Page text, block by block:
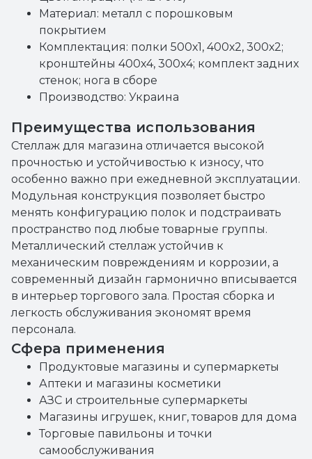
Материал: металл с порошковым
покрытием
Комплектация: полки 500х1, 400х2, 300х2;
кронштейны 400х4, 300х4; комплект задних
стенок; нога в сборе
Производство: Украина
Преимущества использования
Стеллаж для магазина отличается высокой
прочностью и устойчивостью к износу, что
особенно важно при ежедневной эксплуатации.
Модульная конструкция позволяет быстро
менять конфигурацию полок и подстраивать
пространство под любые товарные группы.
Металлический стеллаж устойчив к
механическим повреждениям и коррозии, а
современный дизайн гармонично вписывается
в интерьер торгового зала. Простая сборка и
легкость обслуживания экономят время
персонала.
Сфера применения
Продуктовые магазины и супермаркеты
Аптеки и магазины косметики
АЗС и строительные супермаркеты
Магазины игрушек, книг, товаров для дома
Торговые павильоны и точки
самообслуживания